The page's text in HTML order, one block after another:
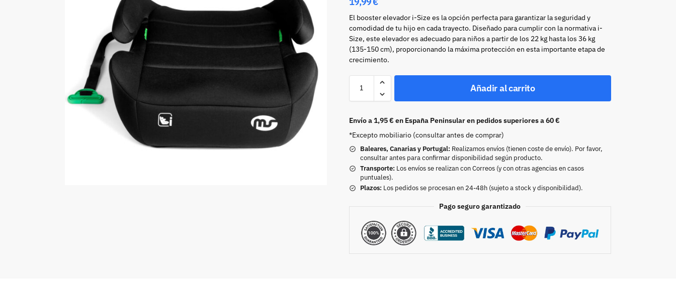
El booster elevador i-Size es la opción perfecta para garantizar la seguridad y
comodidad de tu hijo en cada trayecto. Diseñado para cumplir con la normativa i-
Size, este elevador es adecuado para niños a partir de los 22 kg hasta los 36 kg
(135-150 cm), proporcionando la máxima protección en esta importante etapa de
crecimiento.
Añadir al carrito
Envío a 1,95 € en España Peninsular en pedidos superiores a 60 €
*Excepto mobiliario (consultar antes de comprar)
Baleares, Canarias y Portugal: Realizamos envíos (tienen coste de envío). Por favor,
consultar antes para confirmar disponibilidad según producto.
Transporte: Los envíos se realizan con Correos (y con otras agencias en casos
puntuales).
Plazos: Los pedidos se procesan en 24-48h (sujeto a stock y disponibilidad).
Pago seguro garantizado